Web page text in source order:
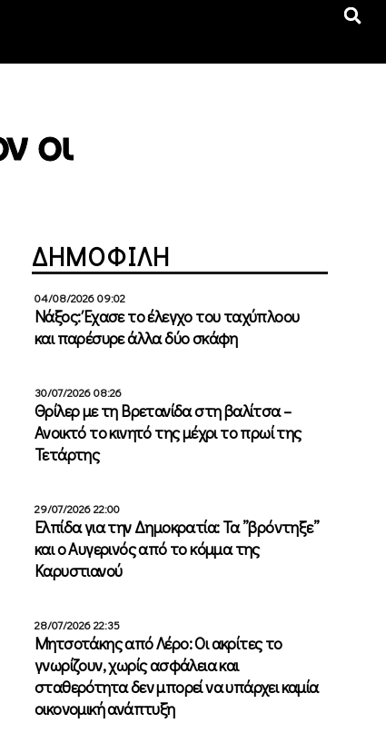
οι
ΔΗΜΟΦΙΛΗ
04/08/2026 09:02
Νάξος: Έχασε το έλεγχο του ταχύπλοου
και παρέσυρε άλλα δύο σκάφη
30/07/2026 08:26
Θρίλερ με τη Βρετανίδα στη βαλίτσα –
Ανοικτό το κινητό της μέχρι το πρωί της
Τετάρτης
29/07/2026 22:00
Ελπίδα για την Δημοκρατία: Τα ”βρόντηξε”
και ο Αυγερινός από το κόμμα της
Καρυστιανού
28/07/2026 22:35
Μητσοτάκης από Λέρο: Οι ακρίτες το
γνωρίζουν, χωρίς ασφάλεια και
σταθερότητα δεν μπορεί να υπάρχει καμία
οικονομική ανάπτυξη